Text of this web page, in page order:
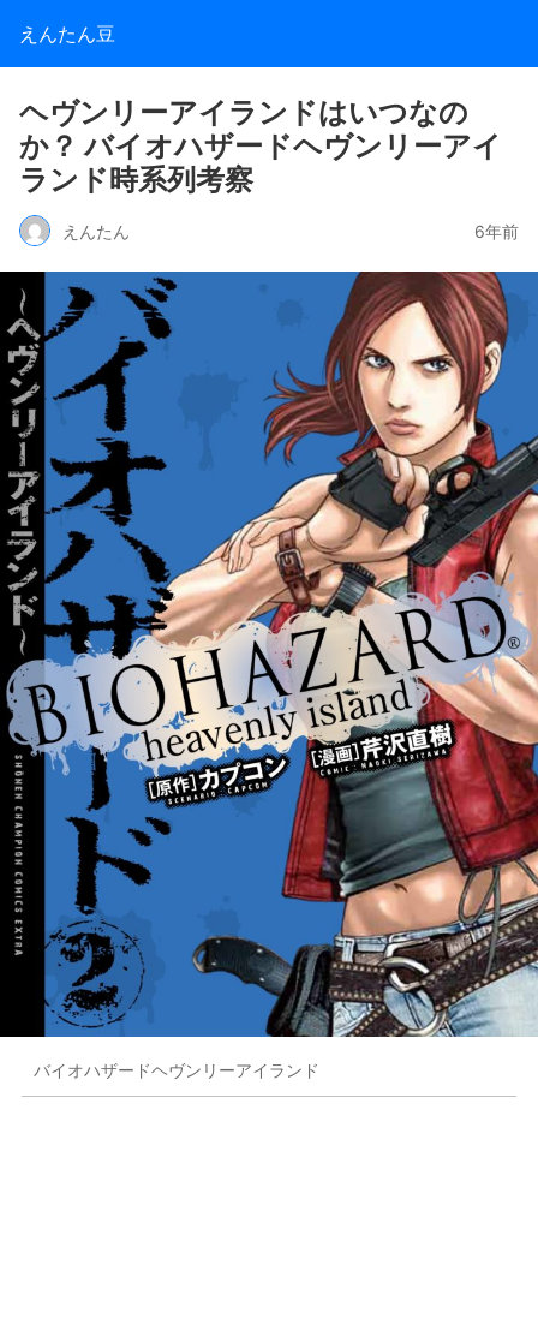
えんたん豆
ヘヴンリーアイランドはいつなの
か？ バイオハザードヘヴンリーアイ
ランド時系列考察
えんたん 6年前
バイオハザードヘヴンリーアイランド